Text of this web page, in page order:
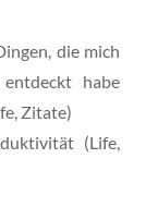
die mich
habe
Zitate)
(Life,